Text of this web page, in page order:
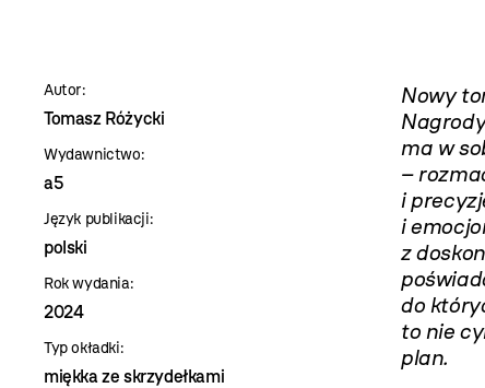
szablon
szczegóły
Autor:
Tomasz Różycki
Wydawnictwo:
a5
Język publikacji:
polski
Rok wydania:
2024
Typ okładki:
miękka ze skrzydełkami
Nowy
ma w
–
i
i
z
do
to nie
plan.